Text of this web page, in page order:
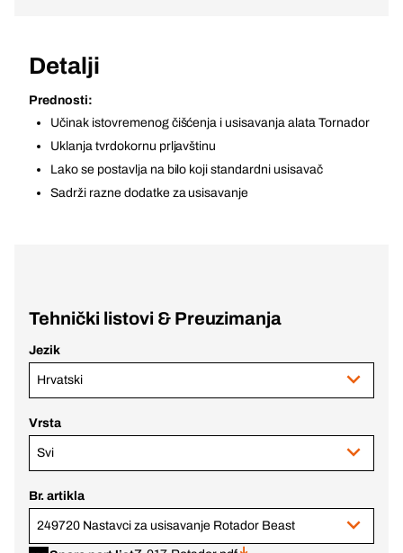
Detalji
Prednosti:
Učinak istovremenog čišćenja i usisavanja alata Tornador
Uklanja tvrdokornu prljavštinu
Lako se postavlja na bilo koji standardni usisavač
Sadrži razne dodatke za usisavanje
Tehnički listovi & Preuzimanja
Jezik
Hrvatski
Vrsta
Svi
Br. artikla
249720 Nastavci za usisavanje Rotador Beast